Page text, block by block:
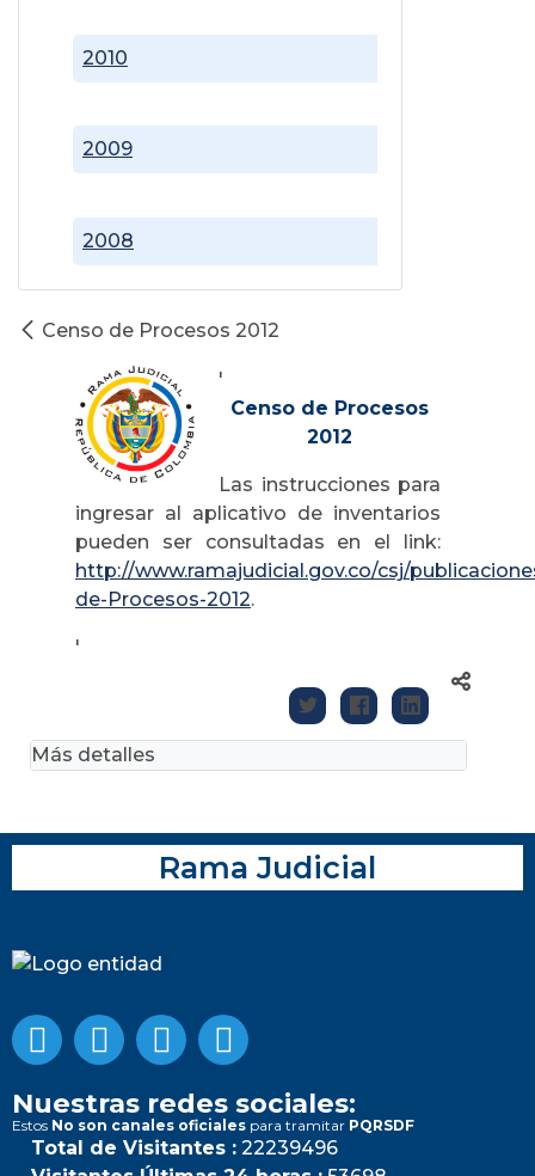
2008
2009
2010
Censo de Procesos 2012
'
Censo de Procesos
2012
Las instrucciones para
ingresar al aplicativo de inventarios
pueden ser consultadas en el link:
http://www.ramajudicial.gov.co/csj/
de-Procesos-2012.
'
Más detalles
Rama Judicial
Nuestras redes sociales:
Estos No son canales oficiales para tramitar PQRSDF
Total de Visitantes : 22239496